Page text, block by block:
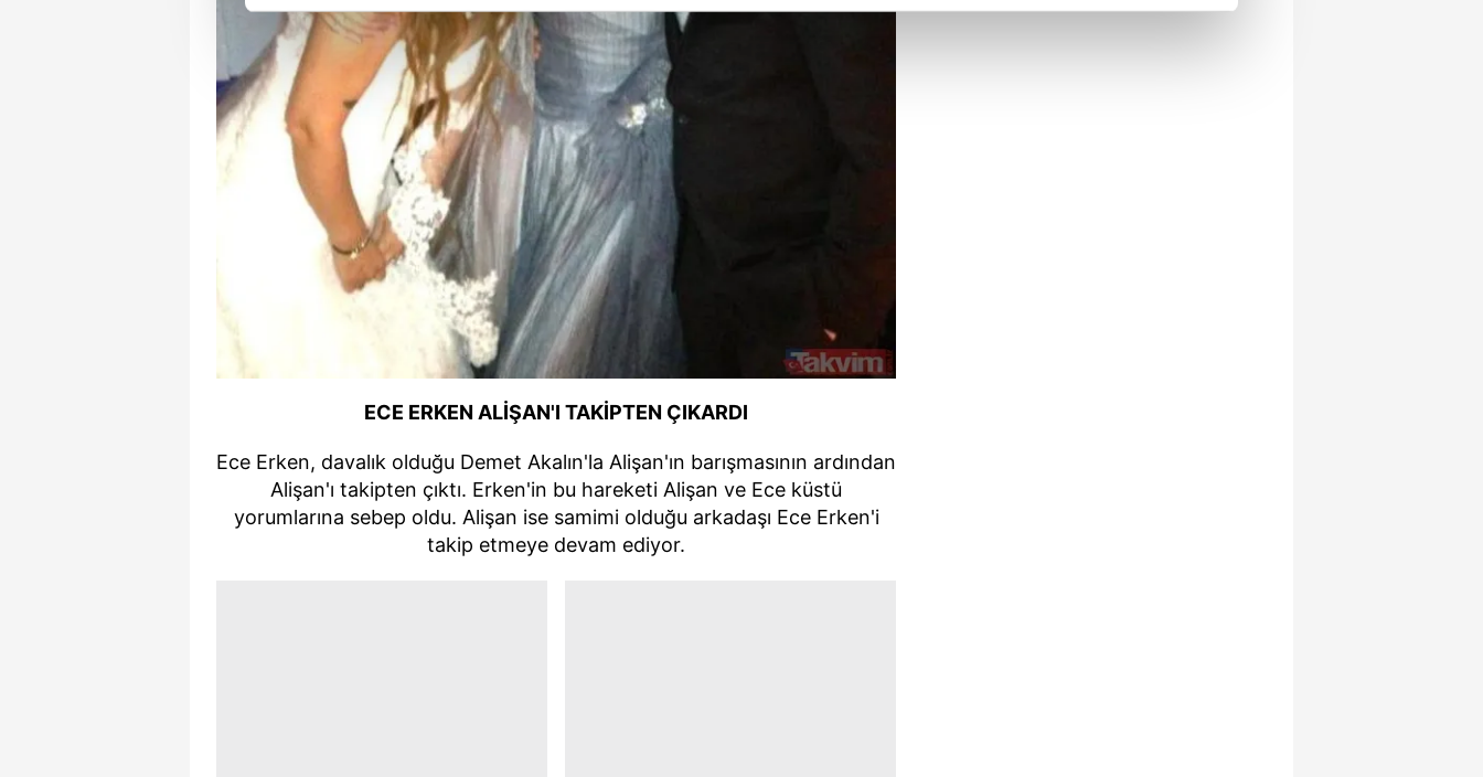
Sizlere daha iyi bir hizmet sunabilmek için İnternet Sitemizde kendimize ve üçüncü kişilere ait çerezler kullanılmaktadır. Bu
çerezler vasıtasıyla çeşitli kişisel verileriniz işlenmekte olup gerekli olan çerezler bilgi toplumu hizmetlerinin sunulması
amacıyla kullanılmaktadır. Diğer çerezler, sitemizin daha işlevsel kılınması ve kişiselleştirilmesi ve sizlere yönelik
reklam/pazarlama faaliyetlerinin yapılması, amaçlarıyla sınırlı olarak açık rızanız dahilinde kullanılacaktır.
Çerezlere ilişkin tercihlerinizi aşağıda yer alan panel vasıtasıyla belirleyebilirsiniz. Çerezlere ilişkin detaylı bilgi için Ayarlar
butonuna tıklayabilir,Çerez Bilgilendirme Metnimizi
6698 sayılı Kişisel Verilerin Korunması Kanunu uyarınca hazırlanmış Aydınlatma Metnimizi okumak ve sitemizde ilgili
mevzuata uygun olarak kullanılan çerezlerle ilgili bilgi almak için lütfen
ECE ERKEN ALİŞAN'I TAKİPTEN ÇIKARDI
Ece Erken, davalık olduğu Demet Akalın'la Alişan'ın barışmasının ardından
Alişan'ı takipten çıktı. Erken'in bu hareketi Alişan ve Ece küstü
yorumlarına sebep oldu. Alişan ise samimi olduğu arkadaşı Ece Erken'i
takip etmeye devam ediyor.